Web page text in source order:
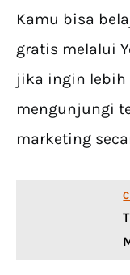
Kamu bisa
gratis melalui
jika ingin lebih
mengunjungi
marketing